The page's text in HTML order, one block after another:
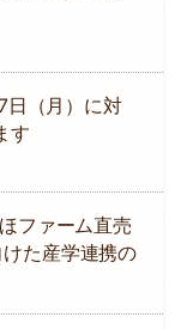
日（月）に対
す
ファーム直売
た産学連携の